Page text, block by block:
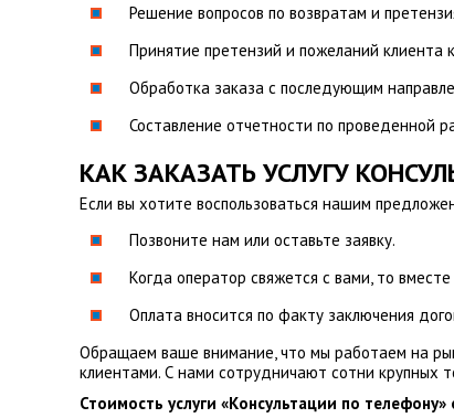
Решение вопросов по возвратам и
Принятие претензий и пожеланий клиента
Обработка заказа с последующим
Составление отчетности по проведенной
КАК ЗАКАЗАТЬ УСЛУГУ
Если вы хотите воспользоваться нашим
Позвоните нам или оставьте заявку.
Когда оператор свяжется с вами, то
Оплата вносится по факту заключения
Обращаем ваше внимание, что мы работаем на
клиентами. С нами сотрудничают сотни крупных
Стоимость услуги «Консультации по